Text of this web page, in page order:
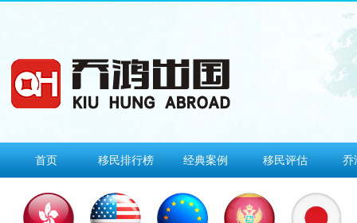
首页 移民排行榜 经典案例 移民评估 乔